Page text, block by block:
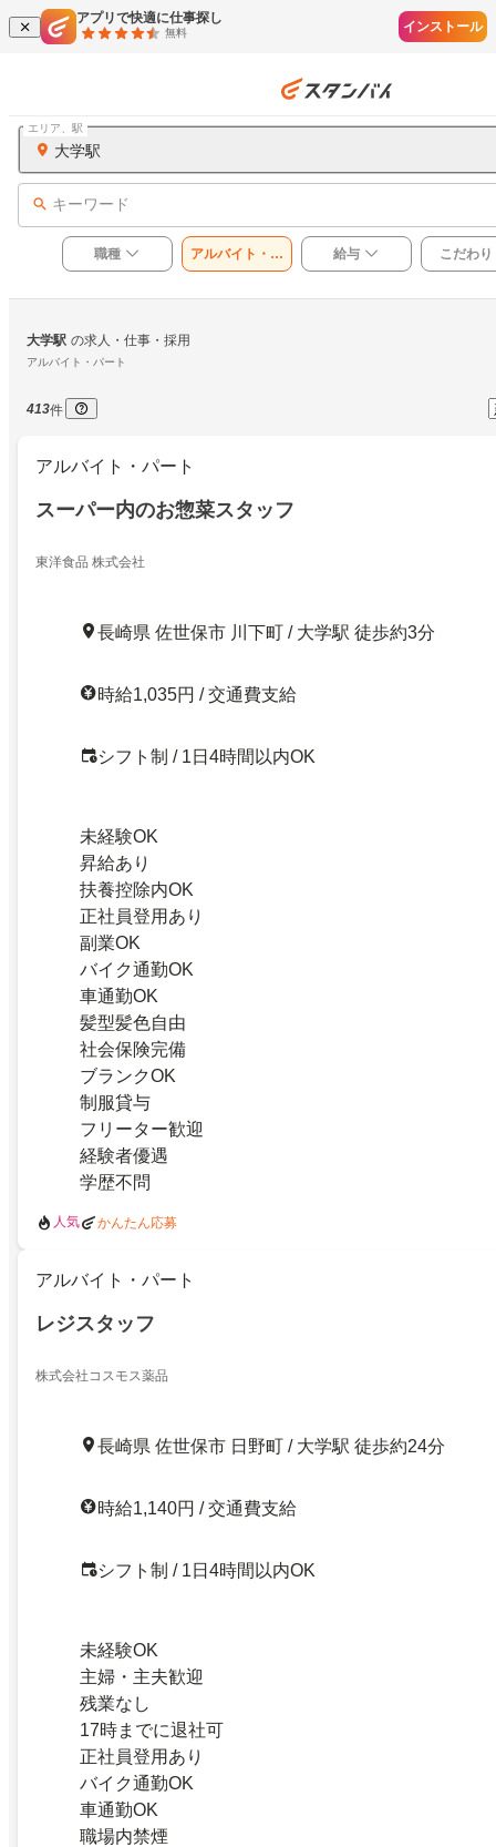
アプリで快適に仕事探し
無料 インストール
大学駅
エリア、駅
キーワード
職種
アルバイト・パ
ート
給与 こだわり
大学駅 の求人・仕事・採用
アルバイト・パート
413件
アルバイト・パート
スーパー内のお惣菜スタッフ
東洋食品 株式会社
長崎県 佐世保市 川下町 / 大学駅 徒歩約3分
時給1,035円 / 交通費支給
シフト制 / 1日4時間以内OK
未経験OK
昇給あり
扶養控除内OK
正社員登用あり
副業OK
バイク通勤OK
車通勤OK
髪型髪色自由
社会保険完備
ブランクOK
制服貸与
フリーター歓迎
経験者優遇
学歴不問
人気 かんたん応募
アルバイト・パート
レジスタッフ
株式会社コスモス薬品
長崎県 佐世保市 日野町 / 大学駅 徒歩約24分
時給1,140円 / 交通費支給
シフト制 / 1日4時間以内OK
未経験OK
主婦・主夫歓迎
残業なし
17時までに退社可
正社員登用あり
バイク通勤OK
車通勤OK
職場内禁煙